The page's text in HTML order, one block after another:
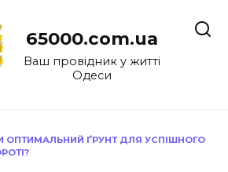
65000.com.ua
Ваш провідник у житті
Одеси
ОПТИМАЛЬНИЙ ҐРУНТ ДЛЯ УСПІШНОГО